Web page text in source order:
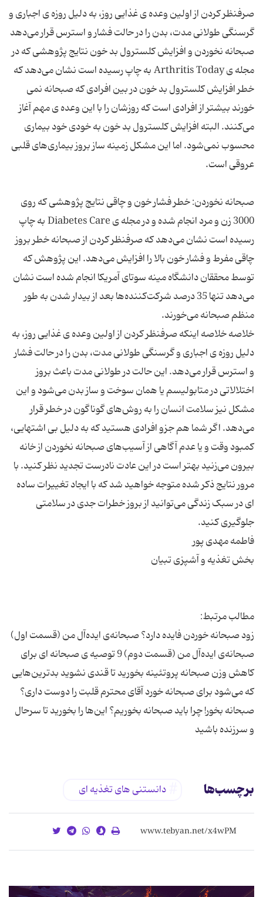
صرفنظر کردن از اولین وعده ی غذایی روز، به دلیل روزه ی اجباری و
صبحانه نخوردن و افزایش کلسترول بد خون نتایج پژوهشی که در
مجله ی Arthritis Today به چاپ رسیده است نشان می‌دهد که
خطر افزایش کلسترول بد خون در بین افرادی که صبحانه نمی
خورند بیشتر از افرادی است که روزشان را با این وعده ی مهم آغاز
می‌کنند. البته افزایش کلسترول بد خون به خودی خود بیماری
محسوب نمی‌شود. اما این مشکل زمینه ساز بروز بیماری‌های قلبی
صبحانه نخوردن: خطر فشار خون و چاقی نتایج پژوهشی که روی
3000 زن و مرد انجام شده و در مجله ی Diabetes Care به چاپ
رسیده است نشان می‌دهد که صرفنظر کردن از صبحانه خطر بروز
چاقی مفرط و فشار خون بالا را افزایش می‌دهد. این پژوهش که
توسط محققان دانشگاه مینه سوتای آمریکا انجام شده است نشان
می‌دهد تنها 35 درصد شرکت‌کننده‌ها بعد از بیدار شدن به طور
خلاصه خلاصه اینکه صرفنظر کردن از اولین وعده ی غذایی روز، به
دلیل روزه ی اجباری و گرسنگی طولانی مدت، بدن را در حالت فشار
و استرس قرار می‌دهد. این حالت در طولانی مدت باعث بروز
اختلالاتی در متابولیسم یا همان سوخت و ساز بدن می‌شود و این
مشکل نیز سلامت انسان را به روش‌های گوناگون در خطر قرار
می‌دهد. اگر شما هم جزو افرادی هستید که به دلیل بی اشتهایی،
کمبود وقت و یا عدم آگاهی از آسیب‌های صبحانه نخوردن از خانه
بیرون می‌زنید بهتر است در این عادت نادرست تجدید نظر کنید. با
مرور نتایج ذکر شده متوجه خواهید شد که با ایجاد تغییرات ساده
ای در سبک زندگی می‌توانید از بروز خطرات جدی در سلامتی
صبحانه‌ی ایده‌آل من (قسمت دوم) 9 توصیه ی صبحانه ای برای
کاهش وزن صبحانه پروتئینه بخورید تا قندی نشوید بدترین‌هایی
که می‌شود برای صبحانه خورد آقای محترم قلبت را دوست داری؟
صبحانه بخور! چرا باید صبحانه بخوریم؟ این‌ها را بخورید تا سرحال
و سرزنده باشید
برچسب‌ها دانستنی های تغذیه ای